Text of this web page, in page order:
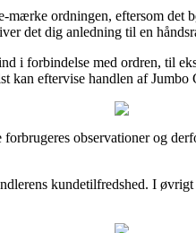
ordningen, eftersom
det dig anledning til en
i forbindelse med ordren, til
kan eftervise handlen af
observationer og
kundetilfredshed. I